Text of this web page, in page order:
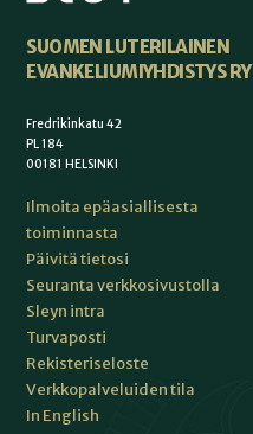
SUOMEN LUTERILAINEN
EVANKELIUMIYHDISTYS RY
Fredrikinkatu 42
PL 184
00181 HELSINKI
Ilmoita epäasiallisesta
toiminnasta
Päivitä tietosi
Seuranta verkkosivustolla
Sleyn intra
Turvaposti
Rekisteriseloste
Verkkopalveluiden tila
In English